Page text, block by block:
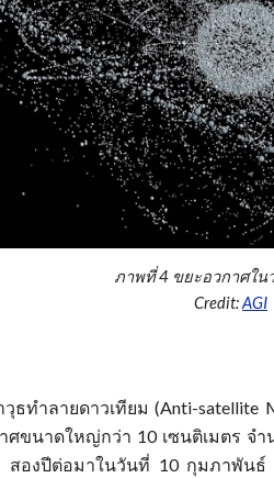
ภาพที่ 4 ขยะอวกาศใน
Credit:AGI
ทำลายดาวเทียม (Anti-satellite
ศขนาดใหญ่กว่า 10 เซนติเมตร
องปีต่อมาในวันที่ 10 กุมภาพัน